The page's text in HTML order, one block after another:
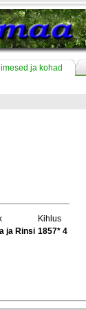
ja kohad
Kihlus
ja Rinsi 1857* 4